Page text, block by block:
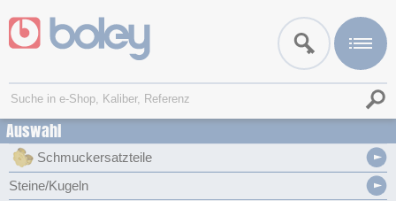
Auswahl
Schmuckersatzteile
Steine/Kugeln